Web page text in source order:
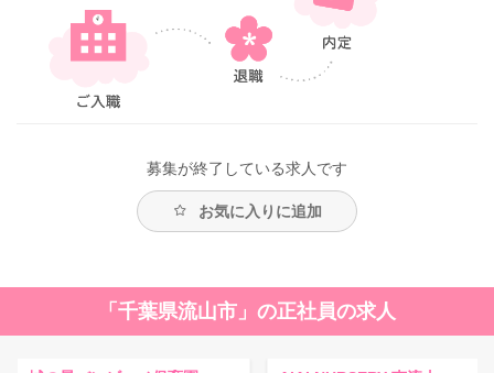
募集が終了している求人です
お気に入りに追加
「千葉県流山市」の正社員の求人